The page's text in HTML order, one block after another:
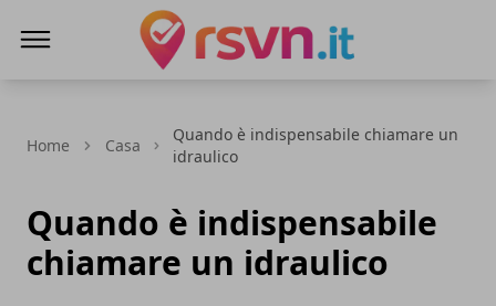
Home Casa
Quando è indispensabile chiamare un
idraulico
Quando è indispensabile
chiamare un idraulico